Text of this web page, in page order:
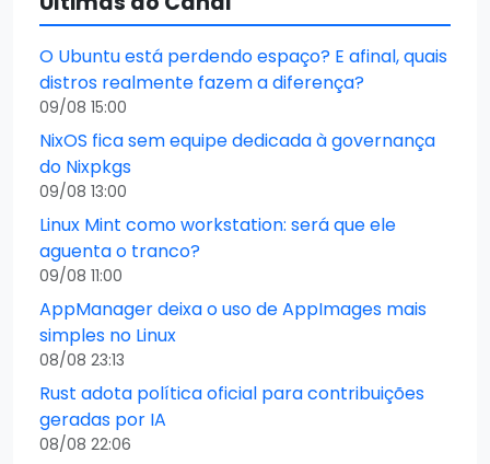
O Ubuntu está perdendo espaço? E afinal, quais
distros realmente fazem a diferença?
09/08 15:00
NixOS fica sem equipe dedicada à governança
do Nixpkgs
09/08 13:00
Linux Mint como workstation: será que ele
aguenta o tranco?
09/08 11:00
AppManager deixa o uso de AppImages mais
simples no Linux
08/08 23:13
Rust adota política oficial para contribuições
geradas por IA
08/08 22:06